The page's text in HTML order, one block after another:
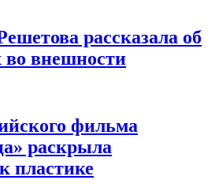
рассказала об
во внешности
фильма
раскрыла
пластике